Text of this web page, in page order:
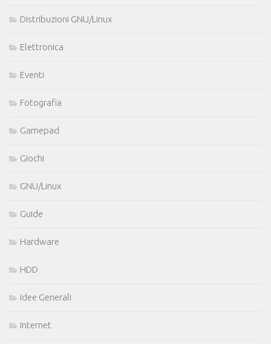
Distribuzioni GNU/Linux
Elettronica
Eventi
Fotografia
Gamepad
Giochi
GNU/Linux
Guide
Hardware
HDD
Idee Generali
Internet